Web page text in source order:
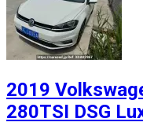
2019
280TSI DSG